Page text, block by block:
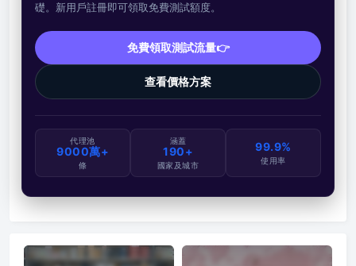
礎。新用戶註冊即可領取免費測試額度。
免費領取測試流量👉
查看價格方案
代理池
9000萬+
條
涵蓋
190+
國家及城市
99.9%
使用率